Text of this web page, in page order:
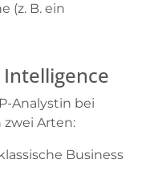
(z. B. ein
Analystin bei
Arten:
Business